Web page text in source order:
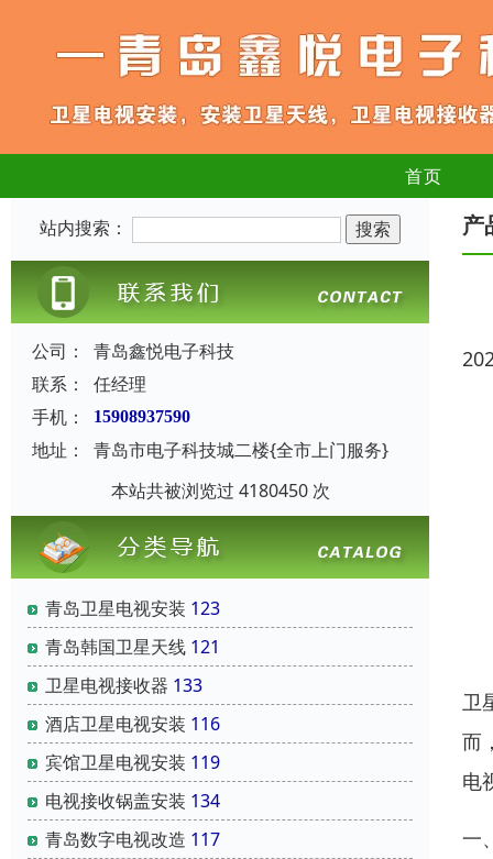
首页
站内搜索：
公司：
青岛鑫悦电子科技
联系：
任经理
手机：
15908937590
地址：
青岛市电子科技城二楼{全市上门服务}
本站共被浏览过 4180450 次
青岛卫星电视安装 123
青岛韩国卫星天线 121
卫星电视接收器 133
酒店卫星电视安装 116
宾馆卫星电视安装 119
电视接收锅盖安装 134
青岛数字电视改造 117
产
卫
而
电
一